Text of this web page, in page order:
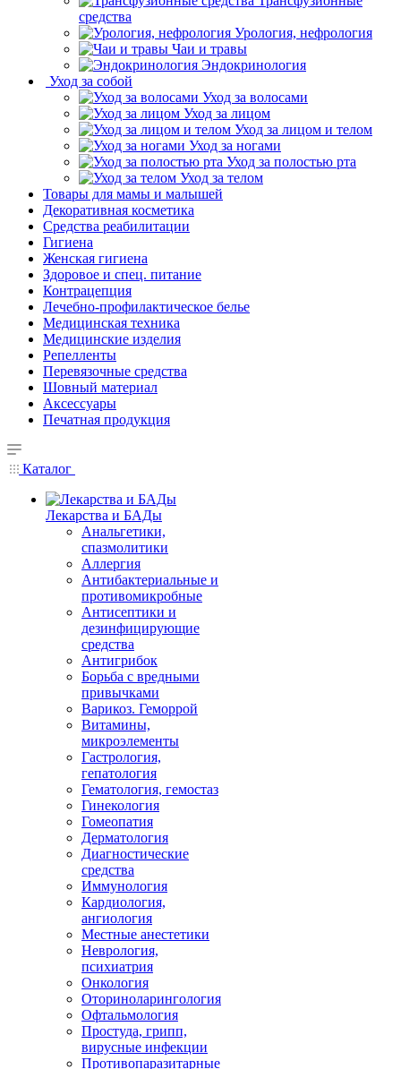
средства
Урология, нефрология
Чаи и травы
Эндокринология
Уход за собой
Уход за волосами
Уход за лицом
Уход за лицом и телом
Уход за ногами
Уход за полостью рта
Уход за телом
Товары для мамы и малышей
Декоративная косметика
Средства реабилитации
Гигиена
Женская гигиена
Здоровое и спец. питание
Контрацепция
Лечебно-профилактическое белье
Медицинская техника
Медицинские изделия
Репелленты
Перевязочные средства
Шовный материал
Аксессуары
Печатная продукция
Каталог
Лекарства и БАДы
Анальгетики,
спазмолитики
Аллергия
Антибактериальные и
противомикробные
Антисептики и
дезинфицирующие
средства
Антигрибок
Борьба с вредными
привычками
Варикоз. Геморрой
Витамины,
микроэлементы
Гастрология,
гепатология
Гематология, гемостаз
Гинекология
Гомеопатия
Дерматология
Диагностические
средства
Иммунология
Кардиология,
ангиология
Местные анестетики
Неврология,
психиатрия
Онкология
Оториноларингология
Офтальмология
Простуда, грипп,
вирусные инфекции
Противопаразитарные